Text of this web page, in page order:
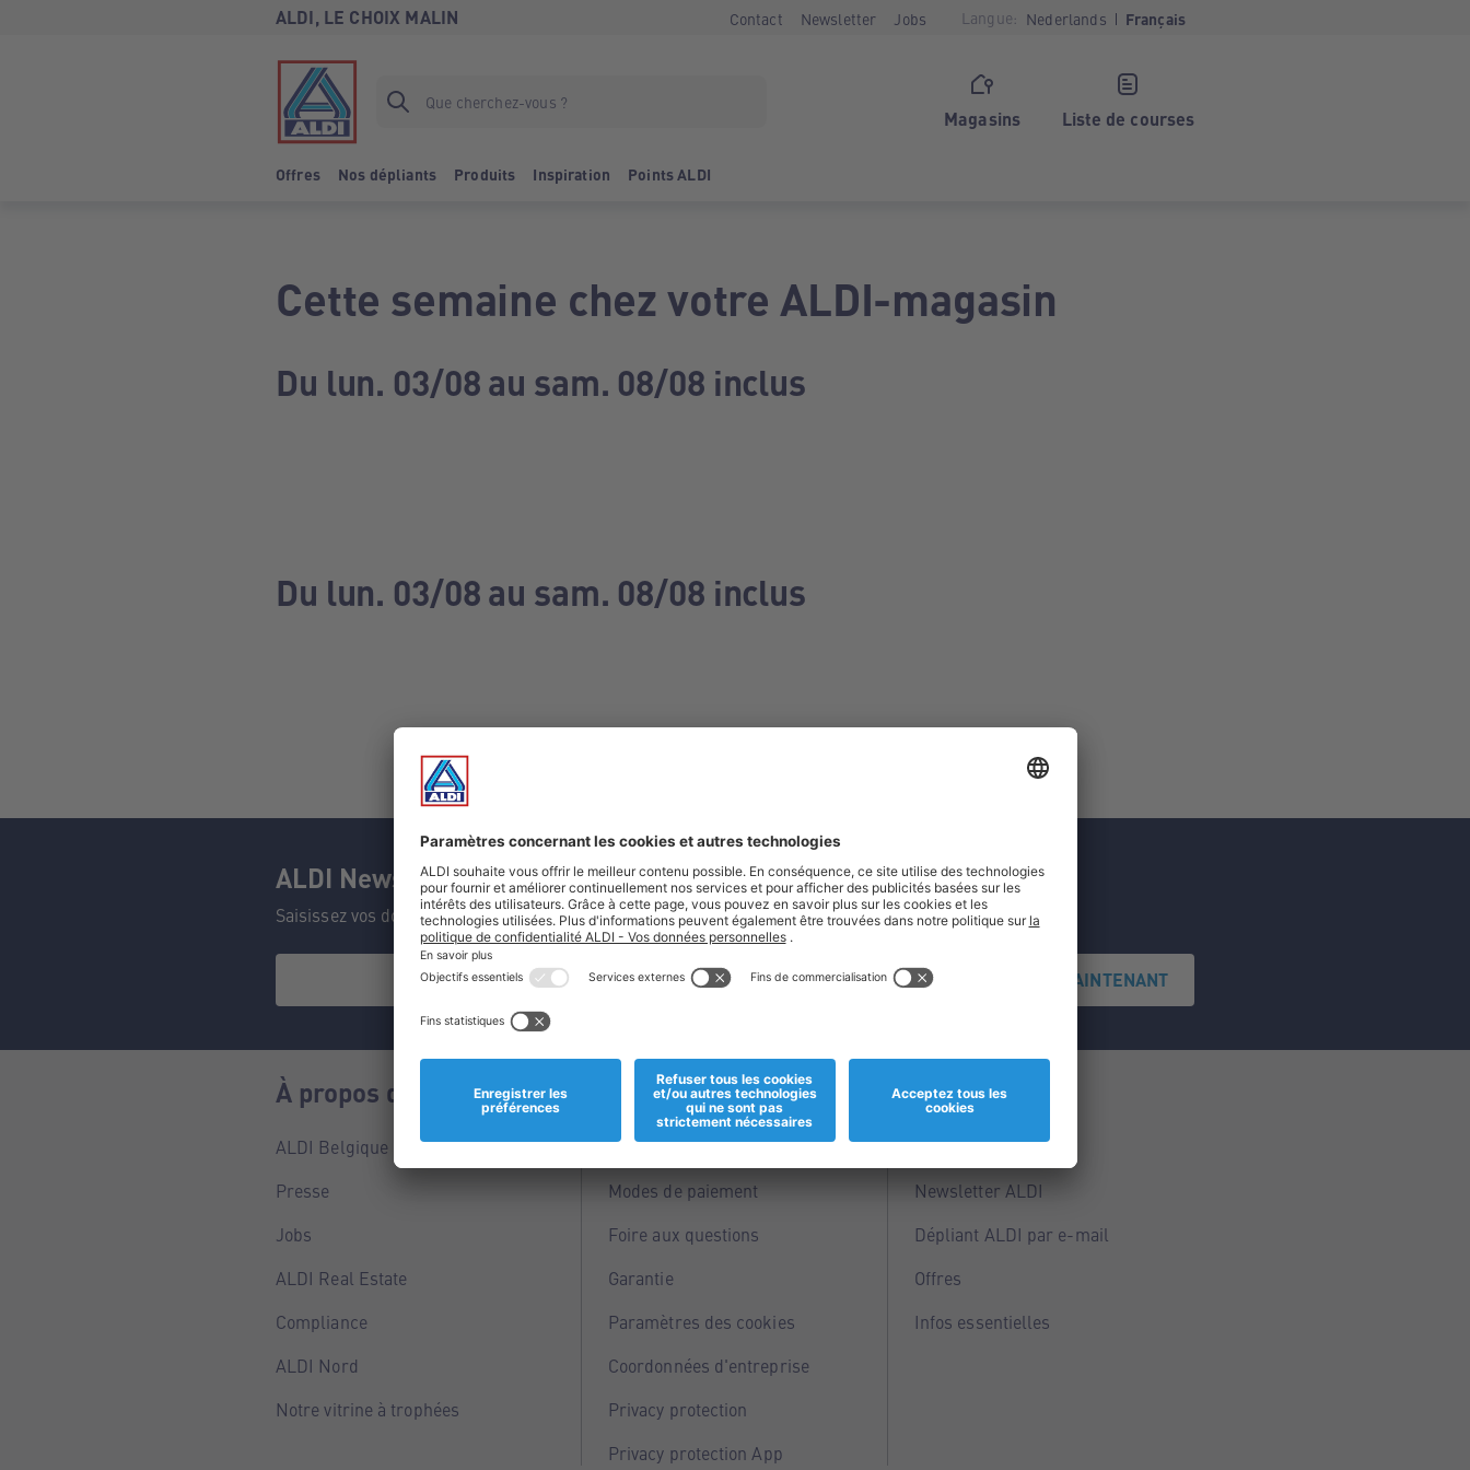
ALDI, LE CHOIX MALIN Contact Newsletter Jobs Langue: Nederlands Français
Magasins Liste de courses
Offres Nos dépliants Produits Inspiration Points ALDI
Cette semaine chez votre ALDI-magasin
Du lun. 03/08 au sam. 08/08 inclus
Du lun. 03/08 au sam. 08/08 inclus
ALDI Newsletter
Saisissez vos données et ne manquez aucune de nos offres.
S'INSCRIRE MAINTENANT
À propos de nous
ALDI Belgique
Presse
Jobs
ALDI Real Estate
Compliance
ALDI Nord
Notre vitrine à trophées
Informations
Magasins
Modes de paiement
Foire aux questions
Garantie
Paramètres des cookies
Coordonnées d'entreprise
Privacy protection
Privacy protection App
Service
Points ALDI
Newsletter ALDI
Dépliant ALDI par e-mail
Offres
Infos essentielles